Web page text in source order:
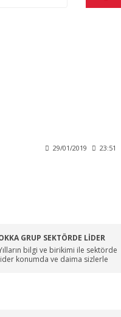
29/01/2019 23:51
GRUP SEKTÖRDE LİDER
bilgi ve birikimi ile sektörde
konumda ve daima sizlerle